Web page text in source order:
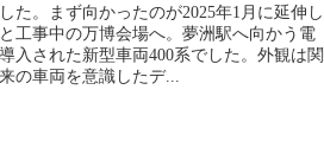
た。まず向かったのが2025年1月に延伸し
工事中の万博会場へ。夢洲駅へ向かう電
入された新型車両400系でした。外観は関
の車両を意識したデ...